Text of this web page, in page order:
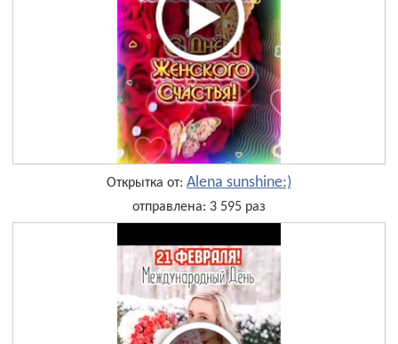
Открытка от: Alena sunshine:)
отправлена: 3 595 раз